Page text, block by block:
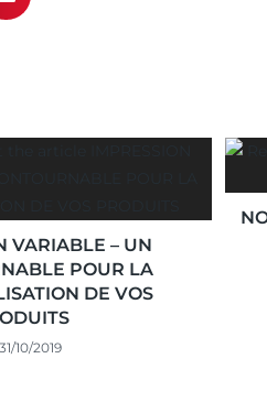
VARIABLE – UN
POUR LA
DE VOS
31/10/2019